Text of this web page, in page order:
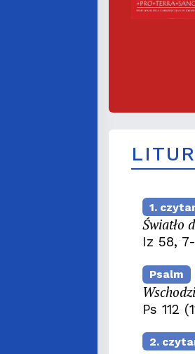
1.
Światło
Iz 58,
Psalm
Ps 112
2.